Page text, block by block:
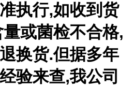
执行,如收到货
或菌检不合格,
换货.但据多年
验来查,我公司